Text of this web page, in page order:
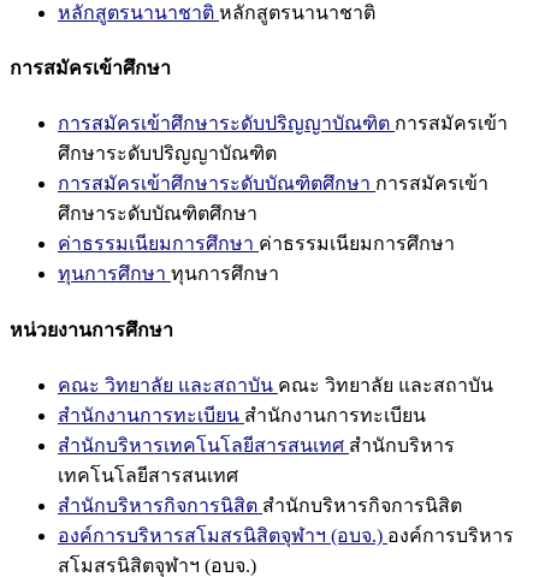
หลักสูตรนานาชาติ หลักสูตรนานาชาติ
การสมัครเข้าศึกษา
การสมัครเข้าศึกษาระดับปริญญาบัณฑิต การสมัครเข้า
ศึกษาระดับปริญญาบัณฑิต
การสมัครเข้าศึกษาระดับบัณฑิตศึกษา การสมัครเข้า
ศึกษาระดับบัณฑิตศึกษา
ค่าธรรมเนียมการศึกษา ค่าธรรมเนียมการศึกษา
ทุนการศึกษา ทุนการศึกษา
หน่วยงานการศึกษา
คณะ วิทยาลัย และสถาบัน คณะ วิทยาลัย และสถาบัน
สำนักงานการทะเบียน สำนักงานการทะเบียน
สำนักบริหารเทคโนโลยีสารสนเทศ สำนักบริหาร
เทคโนโลยีสารสนเทศ
สำนักบริหารกิจการนิสิต สำนักบริหารกิจการนิสิต
องค์การบริหารสโมสรนิสิตจุฬาฯ (อบจ.) องค์การบริหาร
สโมสรนิสิตจุฬาฯ (อบจ.)